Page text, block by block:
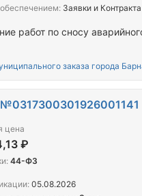
работ по сносу
заказа города
Заявки и Контракта
цена
₽
44-ФЗ
05.08.2026